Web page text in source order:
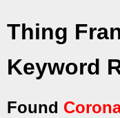
Thing
Keyword
Found